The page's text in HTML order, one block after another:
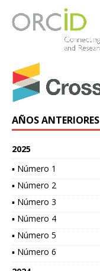
AÑOS ANTERIORES
2025
▪ Número 1
▪ Número 2
▪ Número 3
▪ Número 4
▪ Número 5
▪ Número 6